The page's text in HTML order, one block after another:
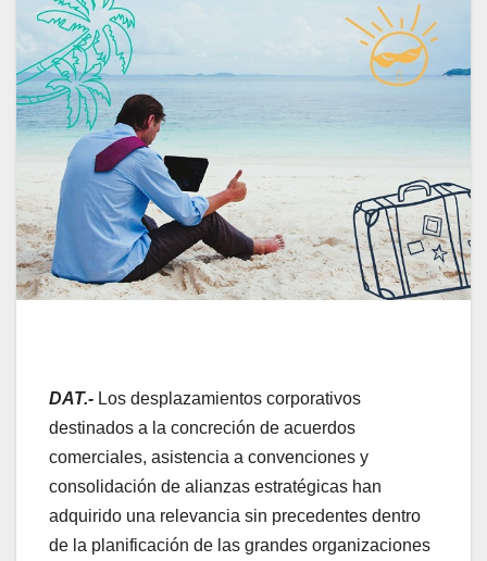
DAT.- Los desplazamientos corporativos
destinados a la concreción de acuerdos
comerciales, asistencia a convenciones y
consolidación de alianzas estratégicas han
adquirido una relevancia sin precedentes dentro
de la planificación de las grandes organizaciones